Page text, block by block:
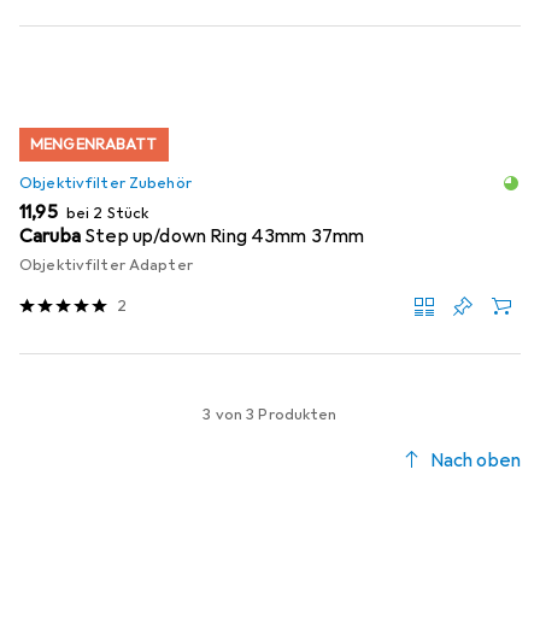
MENGENRABATT
Objektivfilter Zubehör
EUR
11,95 bei 2 Stück
Caruba Step up/down Ring 43mm 37mm
Objektivfilter Adapter
2
3 von 3 Produkten
Nach oben